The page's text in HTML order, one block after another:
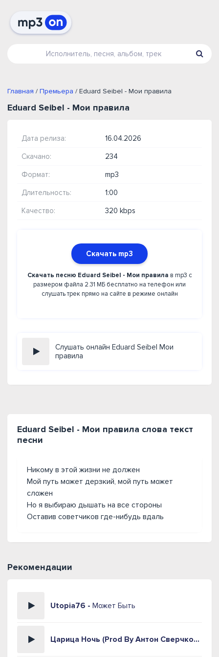
Главная / Премьера / Eduard Seibel - Мои правила
Eduard Seibel - Мои правила
Дата релиза: 16.04.2026
Скачано: 234
Формат: mp3
Длительность: 1:00
Качество: 320 kbps
Скачать mp3
Скачать песню Eduard Seibel - Мои правила в mp3 с
размером файла 2.31 МБ бесплатно на телефон или
слушать трек прямо на сайте в режиме онлайн
Слушать онлайн Eduard Seibel Мои
правила
Eduard Seibel - Мои правила слова текст
песни
Никому в этой жизни не должен
Мой путь может дерзкий, мой путь может
сложен
Но я выбираю дышать на все стороны
Оставив советчиков где-нибудь вдаль
Рекомендации
Utopia76 - Может Быть
Царица Ночь (Prod By Антон Сверчков) -